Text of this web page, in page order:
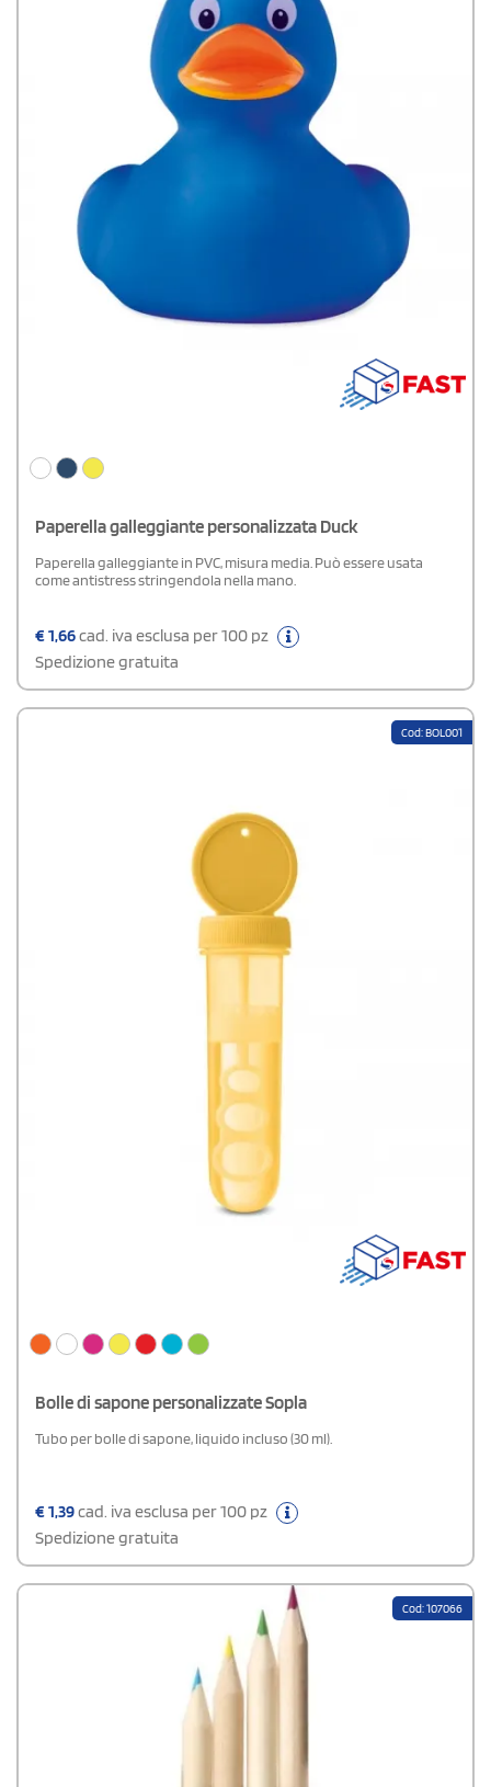
Paperella galleggiante personalizzata Duck
Paperella galleggiante in PVC, misura media. Può essere usata
come antistress stringendola nella mano.
€1,66cad. iva esclusa per 100 pz
Spedizione gratuita
Cod: BOL001
Bolle di sapone personalizzate Sopla
Tubo per bolle di sapone, liquido incluso (30 ml).
€1,39cad. iva esclusa per 100 pz
Spedizione gratuita
Cod: 107066